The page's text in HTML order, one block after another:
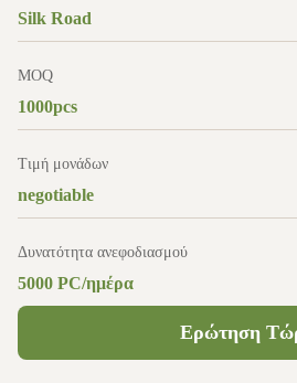
Silk Road
MOQ
1000pcs
Τιμή μονάδων
negotiable
Δυνατότητα ανεφοδιασμού
5000 PC/ημέρα
Ερώτηση